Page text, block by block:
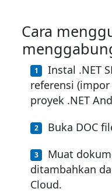
Cara
Instal .NET
referensi
proyek .NET
Buka DOC
Muat
ditambahkan
Cloud.